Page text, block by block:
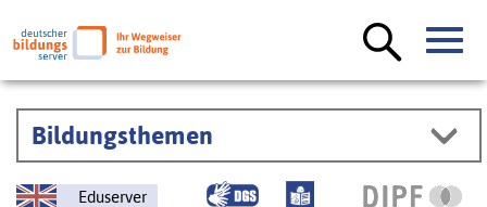
Bildungsthemen
Eduserver